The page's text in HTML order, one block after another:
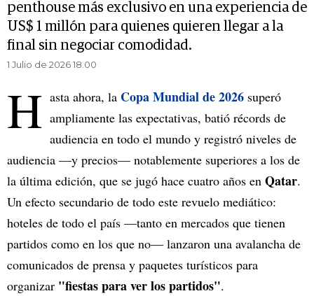
penthouse más exclusivo en una experiencia de
US$ 1 millón para quienes quieren llegar a la
final sin negociar comodidad.
1 Julio de 2026 18.00
H asta ahora, la Copa Mundial de 2026 superó
ampliamente las expectativas, batió récords de
audiencia en todo el mundo y registró niveles de
audiencia —y precios— notablemente superiores a los de
la última edición, que se jugó hace cuatro años en Qatar.
Un efecto secundario de todo este revuelo mediático:
hoteles de todo el país —tanto en mercados que tienen
partidos como en los que no— lanzaron una avalancha de
comunicados de prensa y paquetes turísticos para
organizar "fiestas para ver los partidos".